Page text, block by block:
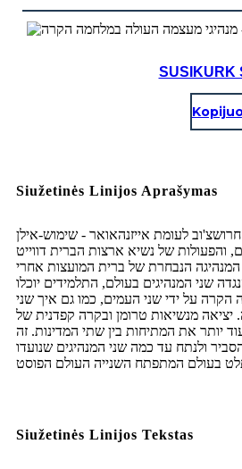
SUSIKURK
Siužetinės Linijos Aprašymas
חרושצ'וב לעומת אייזנהאואר - שימוש-אילן T, יש סטודנטים להשוות לעומת
והפעולות של נשיא ארצות הברית דווייט
המנהיגה הנבחרת של ברית המועצות אחרי
שני המנהיגים בעולם, התלמידים יוכלו
הקרה על ידי שני העמים, כמו גם איך שני
מנשיאות טרומן ובקרה קפדנית של
יותר את המתיחות בין שתי המדינות. זה
ולנתח עד כמה שני המנהיגים שנועדו
Siužetinės Linijos Tekstas